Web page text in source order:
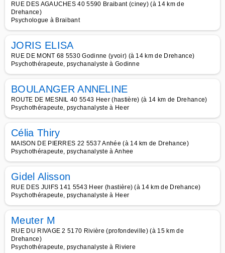
RUE DES AGAUCHES 40 5590 Braibant (ciney) (à 14 km de
Drehance)
Psychologue à Braibant
JORIS ELISA
RUE DE MONT 68 5530 Godinne (yvoir) (à 14 km de Drehance)
Psychothérapeute, psychanalyste à Godinne
BOULANGER ANNELINE
ROUTE DE MESNIL 40 5543 Heer (hastière) (à 14 km de Drehance)
Psychothérapeute, psychanalyste à Heer
Célia Thiry
MAISON DE PIERRES 22 5537 Anhée (à 14 km de Drehance)
Psychothérapeute, psychanalyste à Anhee
Gidel Alisson
RUE DES JUIFS 141 5543 Heer (hastière) (à 14 km de Drehance)
Psychothérapeute, psychanalyste à Heer
Meuter M
RUE DU RIVAGE 2 5170 Rivière (profondeville) (à 15 km de
Drehance)
Psychothérapeute, psychanalyste à Riviere